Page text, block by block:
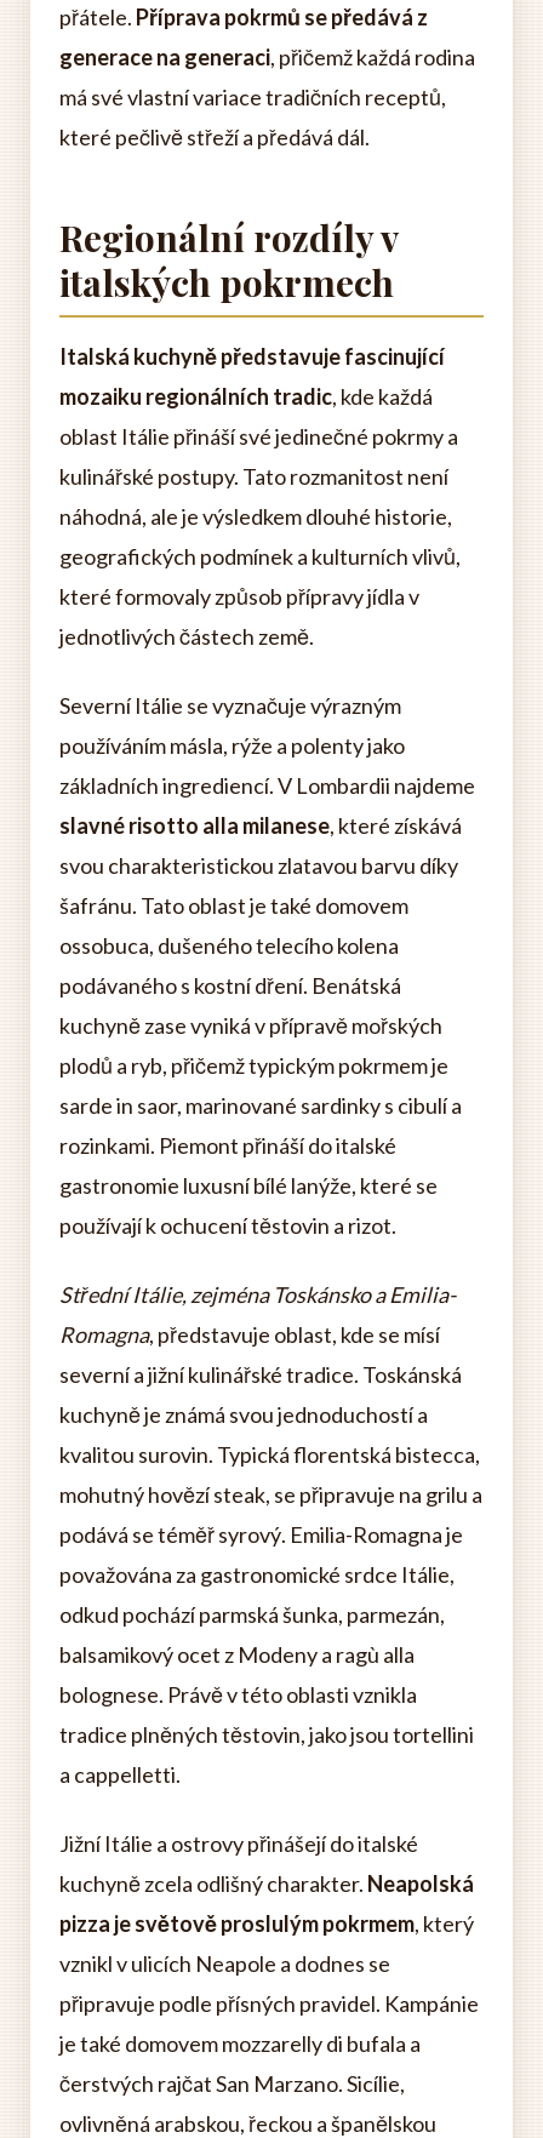
přátele. Příprava pokrmů se předává z
generace na generaci, přičemž každá rodina
má své vlastní variace tradičních receptů,
které pečlivě střeží a předává dál.
Regionální rozdíly v
italských pokrmech
Italská kuchyně představuje fascinující
mozaiku regionálních tradic, kde každá
oblast Itálie přináší své jedinečné pokrmy a
kulinářské postupy. Tato rozmanitost není
náhodná, ale je výsledkem dlouhé historie,
geografických podmínek a kulturních vlivů,
které formovaly způsob přípravy jídla v
jednotlivých částech země.
Severní Itálie se vyznačuje výrazným
používáním másla, rýže a polenty jako
základních ingrediencí. V Lombardii najdeme
slavné risotto alla milanese, které získává
svou charakteristickou zlatavou barvu díky
šafránu. Tato oblast je také domovem
ossobuca, dušeného telecího kolena
podávaného s kostní dření. Benátská
kuchyně zase vyniká v přípravě mořských
plodů a ryb, přičemž typickým pokrmem je
sarde in saor, marinované sardinky s cibulí a
rozinkami. Piemont přináší do italské
gastronomie luxusní bílé lanýže, které se
používají k ochucení těstovin a rizot.
Střední Itálie, zejména Toskánsko a Emilia-
Romagna, představuje oblast, kde se mísí
severní a jižní kulinářské tradice. Toskánská
kuchyně je známá svou jednoduchostí a
kvalitou surovin. Typická florentská bistecca,
mohutný hovězí steak, se připravuje na grilu a
podává se téměř syrový. Emilia-Romagna je
považována za gastronomické srdce Itálie,
odkud pochází parmská šunka, parmezán,
balsamikový ocet z Modeny a ragù alla
bolognese. Právě v této oblasti vznikla
tradice plněných těstovin, jako jsou tortellini
a cappelletti.
Jižní Itálie a ostrovy přinášejí do italské
kuchyně zcela odlišný charakter. Neapolská
pizza je světově proslulým pokrmem, který
vznikl v ulicích Neapole a dodnes se
připravuje podle přísných pravidel. Kampánie
je také domovem mozzarelly di bufala a
čerstvých rajčat San Marzano. Sicílie,
ovlivněná arabskou, řeckou a španělskou